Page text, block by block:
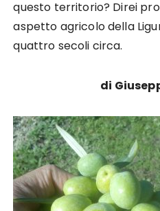
questo territorio? Direi
aspetto agricolo della
quattro secoli circa.
di